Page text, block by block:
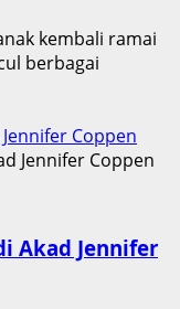
kembali ramai
berbagai
Coppen
Akad Jennifer